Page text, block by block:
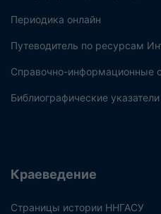
Периодика онлайн
Путеводитель по ресурсам
Справочно-информационные
Библиографические указатели
Краеведение
Страницы истории ННГАСУ